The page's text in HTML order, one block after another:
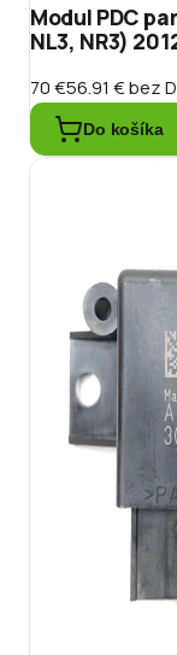
Modul PDC
NL3, NR3)
70 €56.91 €bez
Do košíka